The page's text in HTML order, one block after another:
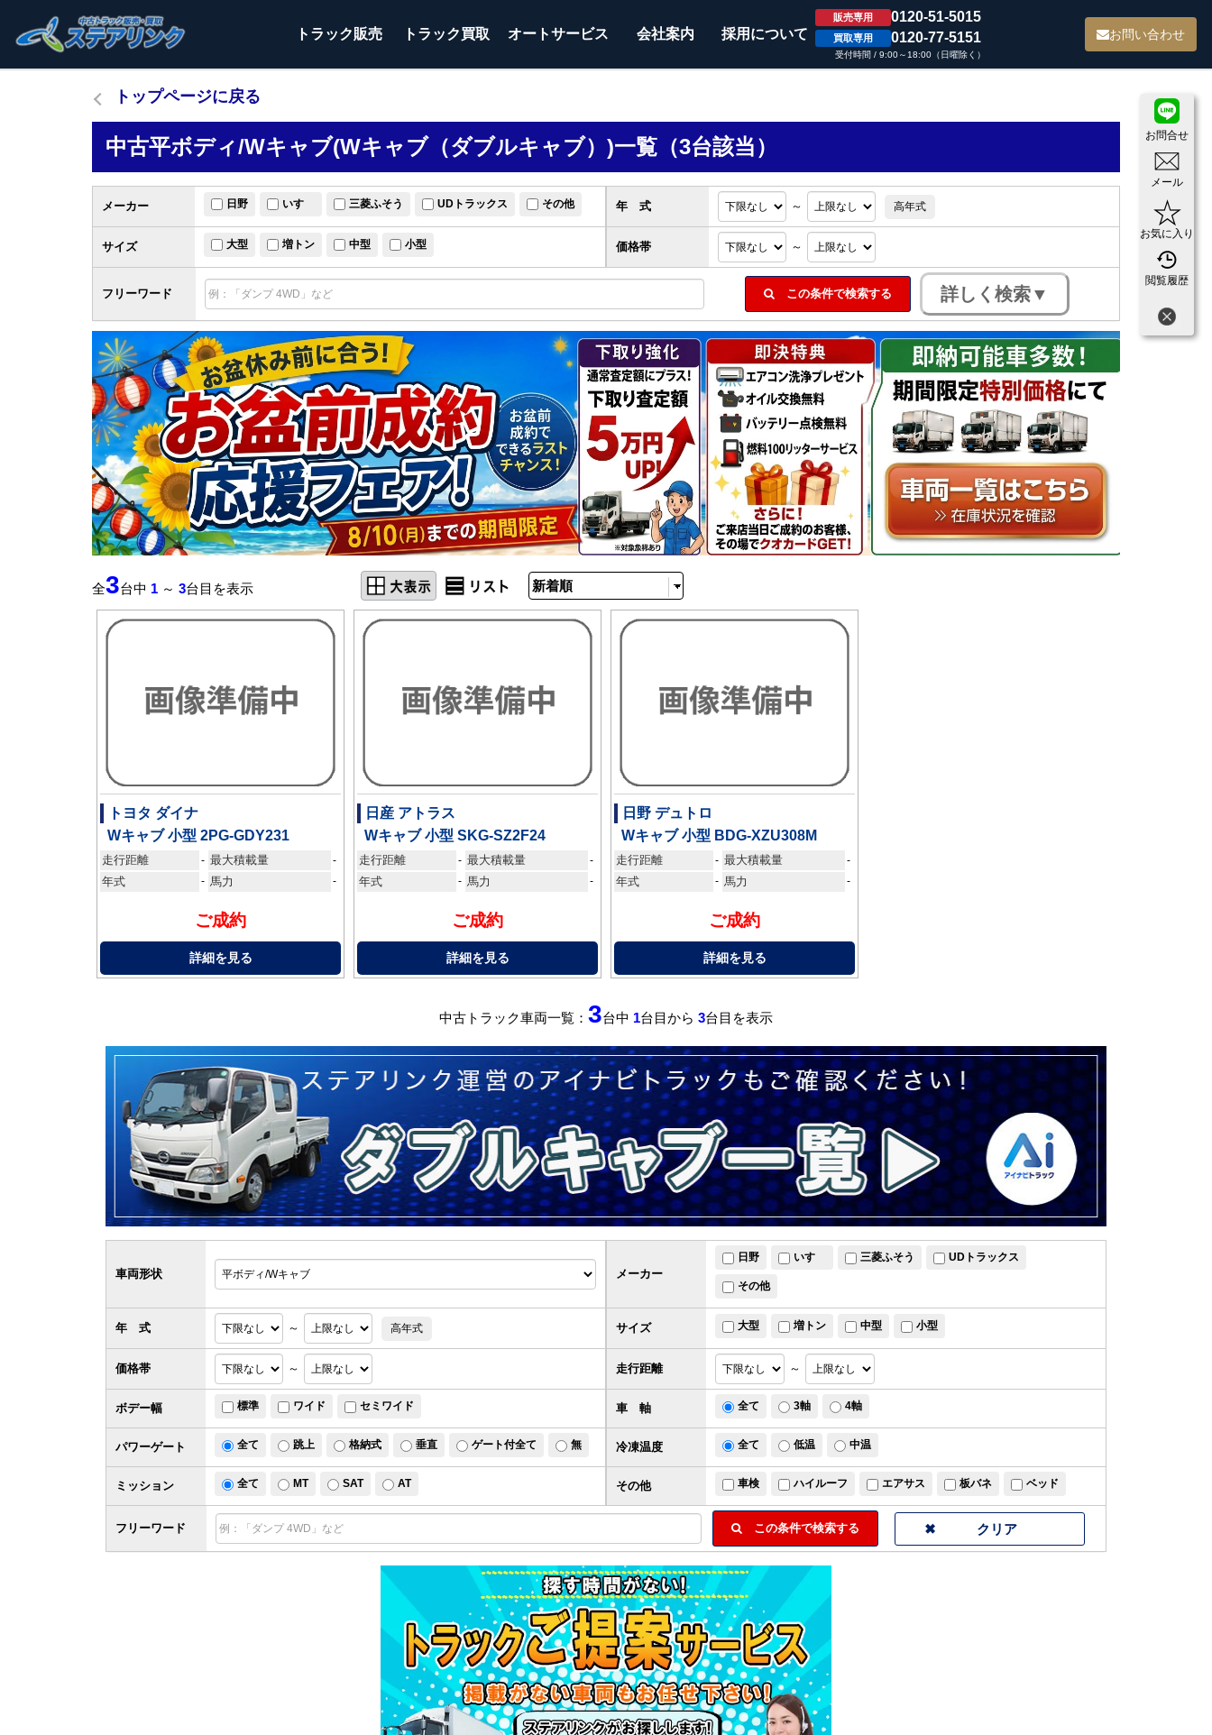
トラック販売 トラック買取 オートサービス 会社案内 採用について
販売専用 0120-51-5015
買取専用 0120-77-5151
受付時間 / 9:00～18:00（日曜除く）
お問い合わせ
お問合せ
メール
お気に入り
閲覧履歴
トップページに戻る
中古平ボディ/Wキャブ(Wキャブ（ダブルキャブ）)一覧（3台該当）
サイズ 大型 増トン 中型 小型 価格帯 ～
フリーワード この条件で検索する
メーカー 日野 いすゞ 三菱ふそう UDトラックス その他 年 式 ～ 高年式
全3台中 1 ～ 3台目を表示
トヨタ ダイナ
Wキャブ 小型 2PG-GDY231
走行距離 - 最大積載量 -
年式 - 馬力 -
ご成約
詳細を見る
日産 アトラス
Wキャブ 小型 SKG-SZ2F24
走行距離 - 最大積載量 -
年式 - 馬力 -
ご成約
詳細を見る
日野 デュトロ
Wキャブ 小型 BDG-XZU308M
走行距離 - 最大積載量 -
年式 - 馬力 -
ご成約
詳細を見る
中古トラック車両一覧： 3台中 1台目から 3台目を表示
車両形状
サイズ 大型 増トン 中型 小型
価格帯 ～
フリーワード この条件で検索する
メーカー
日野 いすゞ 三菱ふそう UDトラックス
その他
年 式 ～ 高年式
走行距離 ～
ボデー幅 標準 ワイド セミワイド 車 軸 全て 3軸 4軸
パワーゲート 全て 跳上 格納式 垂直 ゲート付全て 無 冷凍温度 全て 低温 中温
ミッション 全て MT SAT AT その他 車検 ハイルーフ エアサス 板バネ ベッド